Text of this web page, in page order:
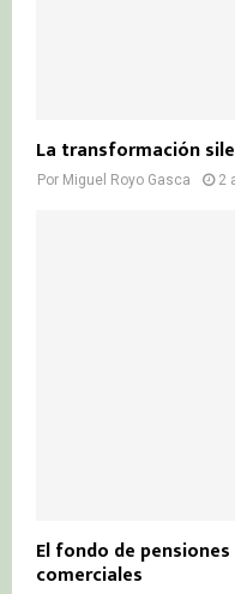
La transformación
Por Miguel Royo Gasca 2
El fondo de
comerciales